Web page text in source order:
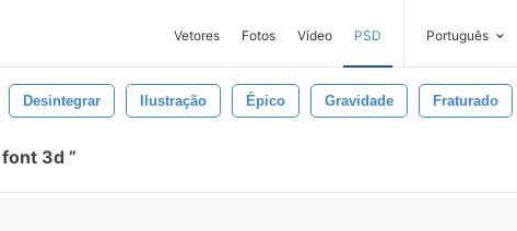
Vetores Fotos Vídeo PSD Português
Desintegrar Ilustração Épico Gravidade Fraturado
font 3d